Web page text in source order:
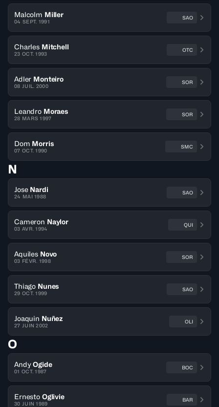
Malcolm Miller
04 SEPT. 1991
SAO
Charles Mitchell
23 OCT. 1993
OTC
Adler Monteiro
08 JUIL. 2000
SOR
Leandro Moraes
28 MARS 1997
SOR
Dom Morris
07 OCT. 1990
SMC
N
Jose Nardi
24 MAI 1988
SAO
Cameron Naylor
03 AVR. 1994
QUI
Aquiles Novo
03 FÉVR. 1998
SOR
Thiago Nunes
29 OCT. 1999
SAO
Joaquin Nuñez
27 JUIN 2002
OLI
O
Andy Ogide
01 OCT. 1987
BOC
Ernesto Oglivie
30 JUIN 1989
BAR